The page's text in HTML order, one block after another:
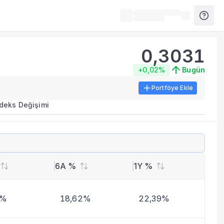
metrikleri listelenir.
benzer fonları inceleyebilirsiniz.
0,3031
+0,02% Bugün
Portföye Ekle
Değişimi
6A % 1Y %
18,62% 22,39%